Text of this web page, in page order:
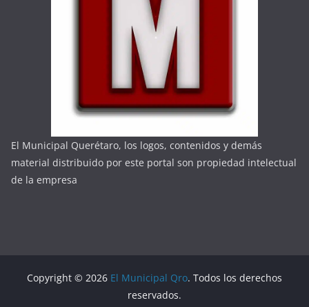
El Municipal Querétaro, los logos, contenidos y demás
material distribuido por este portal son propiedad intelectual
de la empresa
Copyright © 2026 El Municipal Qro. Todos los derechos
reservados.